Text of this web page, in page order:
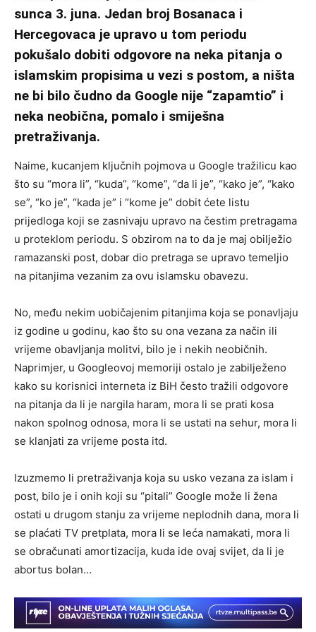
sunca 3. juna. Jedan broj Bosanaca i
Hercegovaca je upravo u tom periodu
pokušalo dobiti odgovore na neka pitanja o
islamskim propisima u vezi s postom, a ništa
ne bi bilo čudno da Google nije “zapamtio” i
neka neobična, pomalo i smiješna
pretraživanja.
Naime, kucanjem ključnih pojmova u Google tražilicu kao
što su “mora li”, “kuda”, “kome”, “da li je”, “kako je”, “kako
se”, “ko je”, “kada je” i “kome je” dobit ćete listu
prijedloga koji se zasnivaju upravo na čestim pretragama
u proteklom periodu. S obzirom na to da je maj obilježio
ramazanski post, dobar dio pretraga se upravo temeljio
na pitanjima vezanim za ovu islamsku obavezu.
No, među nekim uobičajenim pitanjima koja se ponavljaju
iz godine u godinu, kao što su ona vezana za način ili
vrijeme obavljanja molitvi, bilo je i nekih neobičnih.
Naprimjer, u Googleovoj memoriji ostalo je zabilježeno
kako su korisnici interneta iz BiH često tražili odgovore
na pitanja da li je nargila haram, mora li se prati kosa
nakon spolnog odnosa, mora li se ustati na sehur, mora li
se klanjati za vrijeme posta itd.
Izuzmemo li pretraživanja koja su usko vezana za islam i
post, bilo je i onih koji su “pitali” Google može li žena
ostati u drugom stanju za vrijeme neplodnih dana, mora li
se plaćati TV pretplata, mora li se leća namakati, mora li
se obračunati amortizacija, kuda ide ovaj svijet, da li je
abortus bolan…